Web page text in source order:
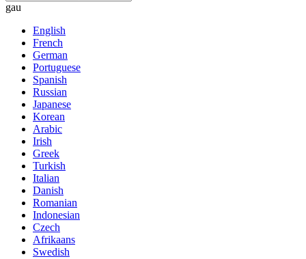
gau
English
French
German
Portuguese
Spanish
Russian
Japanese
Korean
Arabic
Irish
Greek
Turkish
Italian
Danish
Romanian
Indonesian
Czech
Afrikaans
Swedish